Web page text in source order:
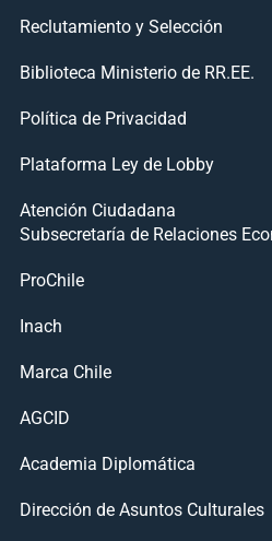
Reclutamiento y Selección
Biblioteca Ministerio de RR.EE.
Política de Privacidad
Plataforma Ley de Lobby
Atención Ciudadana
Subsecretaría de Relaciones
ProChile
Inach
Marca Chile
AGCID
Academia Diplomática
Dirección de Asuntos Culturales